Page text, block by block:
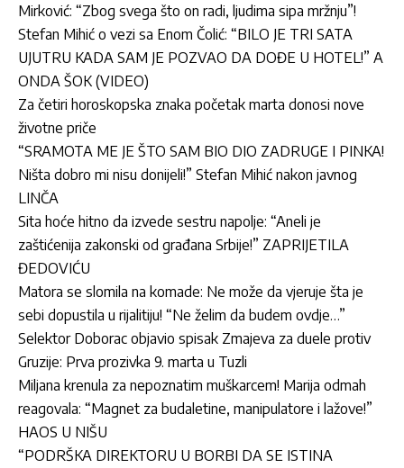
Mirković: “Zbog svega što on radi, ljudima sipa mržnju”!
Stefan Mihić o vezi sa Enom Čolić: “BILO JE TRI SATA
UJUTRU KADA SAM JE POZVAO DA DOĐE U HOTEL!” A
ONDA ŠOK (VIDEO)
Za četiri horoskopska znaka početak marta donosi nove
životne priče
“SRAMOTA ME JE ŠTO SAM BIO DIO ZADRUGE I PINKA!
Ništa dobro mi nisu donijeli!” Stefan Mihić nakon javnog
LINČA
Sita hoće hitno da izvede sestru napolje: “Aneli je
zaštićenija zakonski od građana Srbije!” ZAPRIJETILA
ĐEDOVIĆU
Matora se slomila na komade: Ne može da vjeruje šta je
sebi dopustila u rijalitiju! “Ne želim da budem ovdje…”
Selektor Doborac objavio spisak Zmajeva za duele protiv
Gruzije: Prva prozivka 9. marta u Tuzli
Miljana krenula za nepoznatim muškarcem! Marija odmah
reagovala: “Magnet za budaletine, manipulatore i lažove!”
HAOS U NIŠU
“PODRŠKA DIREKTORU U BORBI DA SE ISTINA